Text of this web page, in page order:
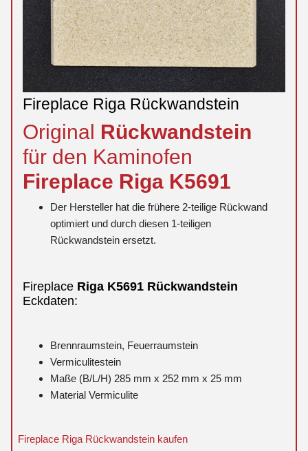
Fireplace Riga Rückwandstein
Original Rückwandstein
für den Kaminofen
Fireplace Riga K5691
Der Hersteller hat die frühere 2-teilige Rückwand
optimiert und durch diesen 1-teiligen
Rückwandstein ersetzt.
Fireplace Riga K5691 Rückwandstein
Eckdaten:
Brennraumstein, Feuerraumstein
Vermiculitestein
Maße (B/L/H) 285 mm x 252 mm x 25 mm
Material Vermiculite
Fireplace Riga Rückwandstein kaufen